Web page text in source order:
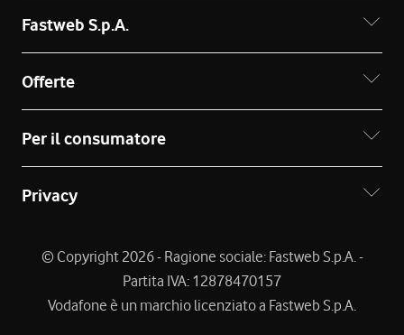
Fastweb S.p.A.
Offerte
Per il consumatore
Privacy
© Copyright 2026 - Ragione sociale: Fastweb S.p.A. -
Partita IVA: 12878470157
Vodafone è un marchio licenziato a Fastweb S.p.A.